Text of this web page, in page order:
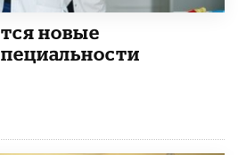
новые